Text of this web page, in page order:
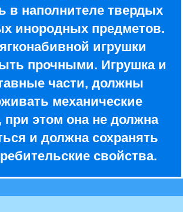
в наполнителе твердых
инородных предметов.
игрушки
прочными. Игрушка и
части, должны
механические
при этом она не должна
и должна сохранять
свойства.